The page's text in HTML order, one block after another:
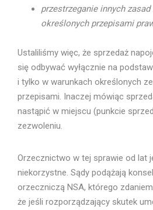
przestrzeganie innych
określonych przepisami
Ustaliliśmy więc, że sprzedaż
się odbywać wyłącznie na
i tylko w warunkach określonych
przepisami. Inaczej mówiąc
nastąpić w miejscu (punkcie
zezwoleniu.
Orzecznictwo w tej sprawie od lat
niekorzystne. Sądy podążają
orzeczniczą NSA, którego
że jeśli rozporządzający skutek